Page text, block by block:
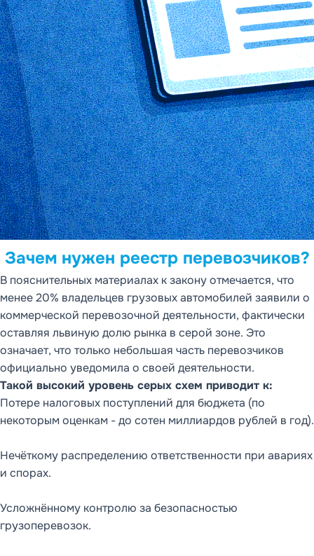
Зачем нужен реестр перевозчиков?
В пояснительных материалах к закону отмечается, что
менее 20% владельцев грузовых автомобилей заявили о
коммерческой перевозочной деятельности, фактически
оставляя львиную долю рынка в серой зоне. Это
означает, что только небольшая часть перевозчиков
официально уведомила о своей деятельности.
Такой высокий уровень серых схем приводит к:
Потере налоговых поступлений для бюджета (по
некоторым оценкам - до сотен миллиардов рублей в год).
Нечёткому распределению ответственности при авариях
и спорах.
Усложнённому контролю за безопасностью
грузоперевозок.